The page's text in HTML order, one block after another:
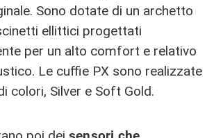
Sono dotate di un archetto
ellittici progettati
per un alto comfort e relativo
Le cuffie PX sono realizzate
colori, Silver e Soft Gold.